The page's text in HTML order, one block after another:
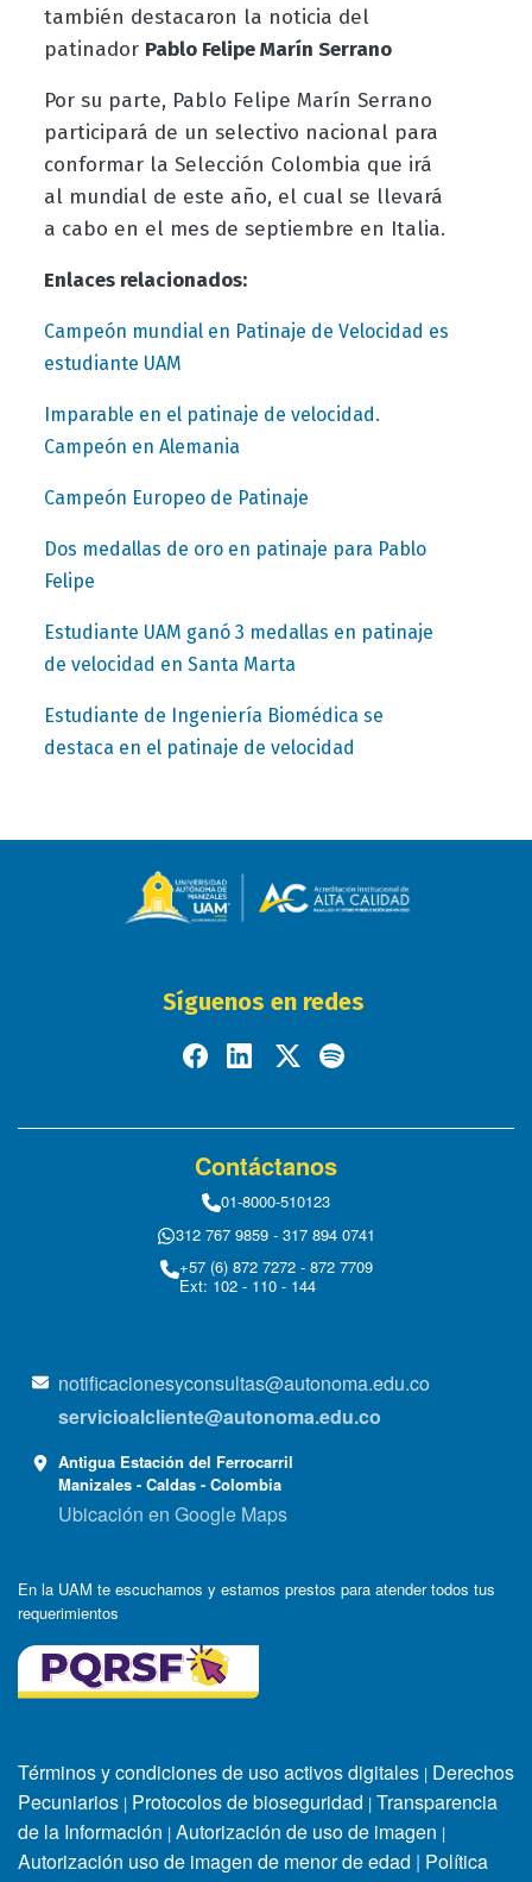
también destacaron la noticia del
patinador Pablo Felipe Marín Serrano
Por su parte, Pablo Felipe Marín Serrano
participará de un selectivo nacional para
conformar la Selección Colombia que irá
al mundial de este año, el cual se llevará
a cabo en el mes de septiembre en Italia.
Enlaces relacionados:
Campeón mundial en Patinaje de Velocidad es
estudiante UAM
Imparable en el patinaje de velocidad.
Campeón en Alemania
Campeón Europeo de Patinaje
Dos medallas de oro en patinaje para Pablo
Felipe
Estudiante UAM ganó 3 medallas en patinaje
de velocidad en Santa Marta
Estudiante de Ingeniería Biomédica se
destaca en el patinaje de velocidad
Síguenos en redes
Contáctanos
01-8000-510123
312 767 9859 - 317 894 0741
+57 (6) 872 7272 - 872 7709
Ext: 102 - 110 - 144
notificacionesyconsultas@autonoma.edu.co
servicioalcliente@autonoma.edu.co
Antigua Estación del Ferrocarril
Manizales - Caldas - Colombia
Ubicación en Google Maps
En la UAM te escuchamos y estamos prestos para atender todos tus
requerimientos
Términos y condiciones de uso activos digitales | Derechos
Pecuniarios | Protocolos de bioseguridad | Transparencia
de la Información | Autorización de uso de imagen |
Autorización uso de imagen de menor de edad | Política